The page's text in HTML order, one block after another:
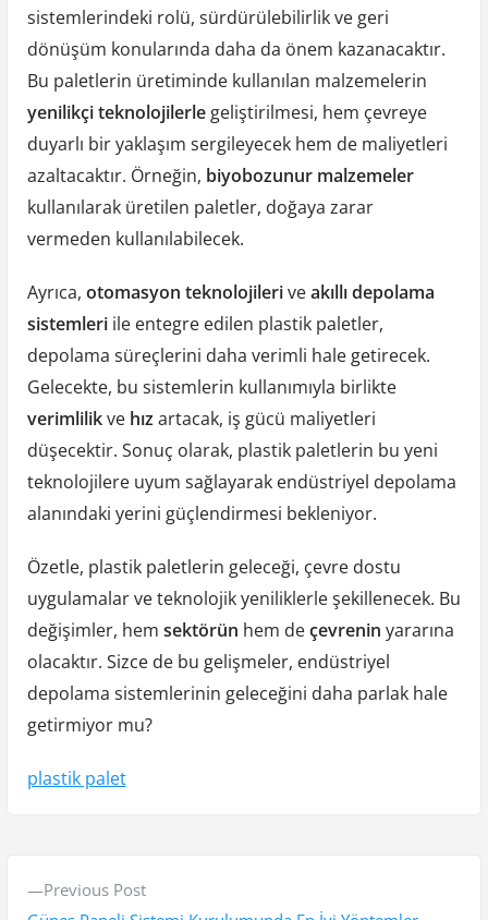
sistemlerindeki rolü, sürdürülebilirlik ve geri
dönüşüm konularında daha da önem kazanacaktır.
Bu paletlerin üretiminde kullanılan malzemelerin
yenilikçi teknolojilerlegeliştirilmesi, hem çevreye
duyarlı bir yaklaşım sergileyecek hem de maliyetleri
azaltacaktır. Örneğin, biyobozunur malzemeler
kullanılarak üretilen paletler, doğaya zarar
vermeden kullanılabilecek.
Ayrıca, otomasyon teknolojileriveakıllı depolama
sistemleriile entegre edilen plastik paletler,
depolama süreçlerini daha verimli hale getirecek.
Gelecekte, bu sistemlerin kullanımıyla birlikte
verimlilikve hız artacak, iş gücü maliyetleri
düşecektir. Sonuç olarak, plastik paletlerin bu yeni
teknolojilere uyum sağlayarak endüstriyel depolama
alanındaki yerini güçlendirmesi bekleniyor.
Özetle, plastik paletlerin geleceği, çevre dostu
uygulamalar ve teknolojik yeniliklerle şekillenecek. Bu
değişimler, hem sektörün hem deçevrenin yararına
olacaktır. Sizce de bu gelişmeler, endüstriyel
depolama sistemlerinin geleceğini daha parlak hale
getirmiyor mu?
plastik palet
Previous PostP